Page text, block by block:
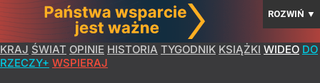
ROZWIŃ ▼
KRAJ ŚWIAT OPINIE HISTORIA TYGODNIK KSIĄŻKI WIDEO DO
RZECZY+ WSPIERAJ